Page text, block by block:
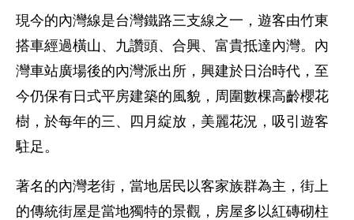
現今的內灣線是台灣鐵路三支線之一，遊客由竹東
搭車經過橫山、九讚頭、合興、富貴抵達內灣。內
灣車站廣場後的內灣派出所，興建於日治時代，至
今仍保有日式平房建築的風貌，周圍數棵高齡櫻花
樹，於每年的三、四月綻放，美麗花況，吸引遊客
駐足。
著名的內灣老街，當地居民以客家族群為主，街上
的傳統街屋是當地獨特的景觀，房屋多以紅磚砌柱